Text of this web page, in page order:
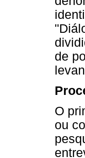
de
O
ou